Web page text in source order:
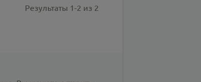
Результаты 1-2 из 2